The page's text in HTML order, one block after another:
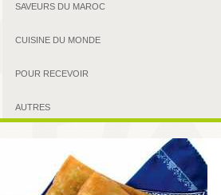
SAVEURS DU MAROC
CUISINE DU MONDE
POUR RECEVOIR
AUTRES